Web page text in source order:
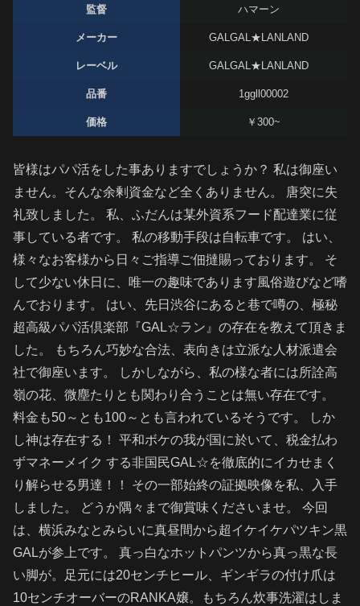
監督 ハマーン
メーカー GALGAL★LANLAND
レーベル GALGAL★LANLAND
品番 1ggll00002
価格 ￥300~
皆様はパパ活をした事ありますでしょうか？ 私は御座い
ません。そんな余剰資金など全くありません。 唐突に失
礼致しました。 私、ふだんは某外資系フード配達業に従
事している者です。 私の移動手段は自転車です。 はい、
様々なお客様から日々ご指導ご佃撻賜っております。 そ
して少ない休日に、唯一の趣味であります風俗遊びなど嗜
んでおります。 はい、先日渋谷にあると巷で噂の、極秘
超高級パパ活倶楽部『GAL☆ラン』の存在を教えて頂きま
した。 もちろん巧妙な合法、表向きは立派な人材派遣会
社で御座います。 しかしながら、私の様な者には所詮高
嶺の花、微塵たりとも関わり合うことは無い存在です。
料金も50～とも100～とも言われているそうです。 しか
し神は存在する！ 平和ボケの我が国に於いて、税金払わ
ずマネーメイク する非国民GAL☆を徹底的にイカせまく
り解らせる男達！！ その一部始終の証拠映像を私、入手
しました。 どうか隅々まで御賞味くださいませ。 今回
は、横浜みなとみらいに真昼間から超イケイケパツキン黒
GALが参上です。 真っ白なホットパンツから真っ黒な長
い脚が。足元には20センチヒール、ギンギラの付け爪は
10センチオーバーのRANKA嬢。もちろん炊事洗濯はしま